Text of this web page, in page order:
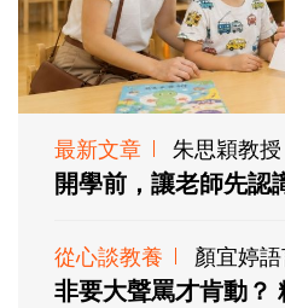
最新文章 朱思穎教授
開學前，讓老師先認
從心談教養 顏宜婷
非要大聲罵才肯動？